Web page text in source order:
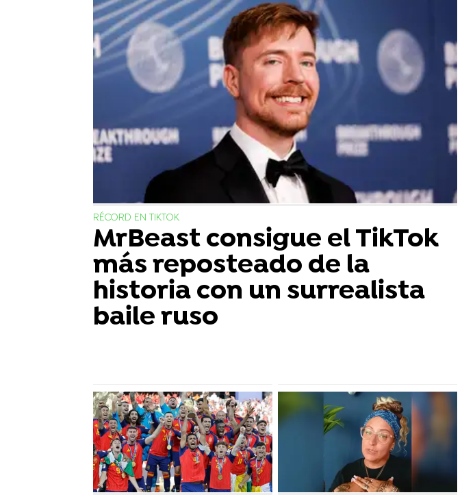
RÉCORD EN TIKTOK
MrBeast consigue el TikTok
más reposteado de la
historia con un surrealista
baile ruso